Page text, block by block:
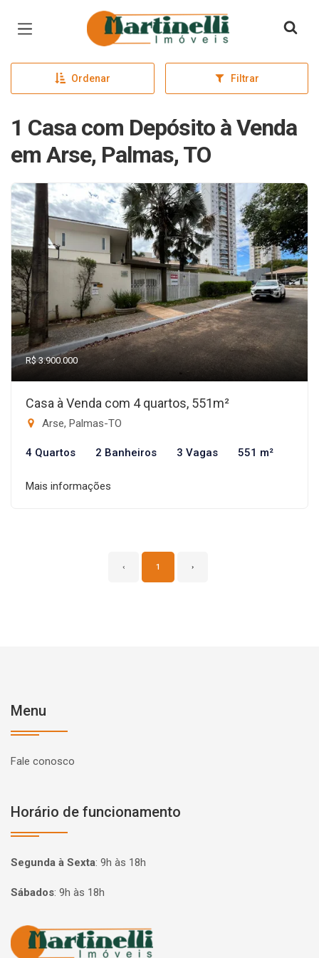
Página inicial
Ordenar Filtrar
1 Casa com Depósito à Venda
em Arse, Palmas, TO
R$ 3.900.000
Casa à Venda com 4 quartos, 551m²
Arse, Palmas-TO
4 Quartos 2 Banheiros 3 Vagas 551 m²
Mais informações
‹ 1 ›
Menu
Fale conosco
Horário de funcionamento
Segunda à Sexta: 9h às 18h
Sábados: 9h às 18h
Página inicial